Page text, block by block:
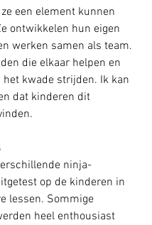
een element kunnen
ontwikkelen hun eigen
werken samen als team.
die elkaar helpen en
het kwade strijden. Ik kan
dat kinderen dit
ninja-
op de kinderen in
lessen. Sommige
heel enthousiast